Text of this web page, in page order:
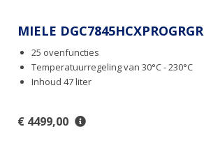
MIELE DGC7845HCXPROGRGR
25 ovenfuncties
Temperatuurregeling van 30°C - 230°C
Inhoud 47 liter
€ 4499,00